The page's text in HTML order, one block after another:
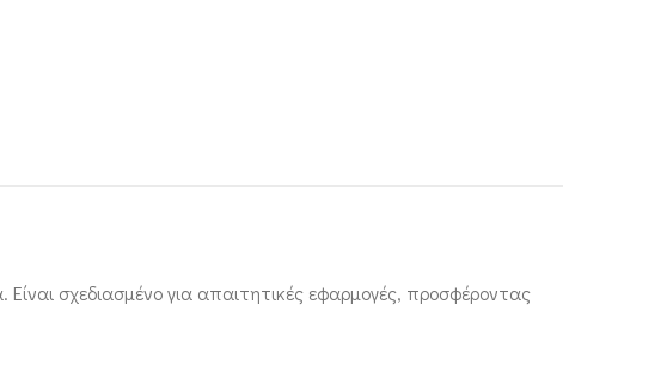
σχεδιασμένο για απαιτητικές εφαρμογές, προσφέροντας